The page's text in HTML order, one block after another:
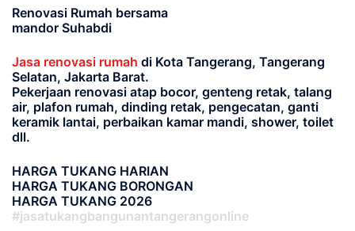
Renovasi Rumah bersama
mandor Suhabdi
Jasa renovasi rumah di Kota Tangerang, Tangerang
Selatan, Jakarta Barat.
Pekerjaan renovasi atap bocor, genteng retak, talang
air, plafon rumah, dinding retak, pengecatan, ganti
keramik lantai, perbaikan kamar mandi, shower, toilet
dll.
HARGA TUKANG HARIAN
HARGA TUKANG BORONGAN
HARGA TUKANG 2026
#jasatukangbangunantangerangonline